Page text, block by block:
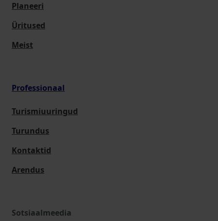
Planeeri
Üritused
Meist
Professionaal
Turismiuuringud
Turundus
Kontaktid
Arendus
Sotsiaalmeedia